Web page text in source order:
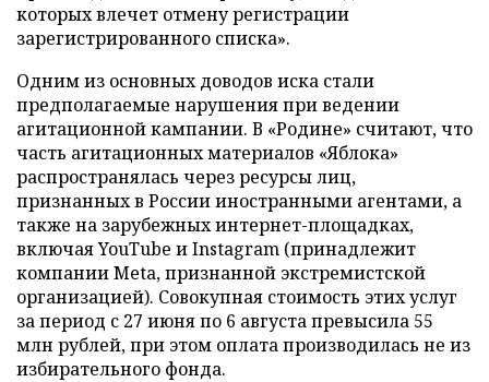
которых влечет отмену регистрации
зарегистрированного списка».
Одним из основных доводов иска стали
предполагаемые нарушения при ведении
агитационной кампании. В «Родине» считают, что
часть агитационных материалов «Яблока»
распространялась через ресурсы лиц,
признанных в России иностранными агентами, а
также на зарубежных интернет-площадках,
включая YouTube и Instagram (принадлежит
компании Meta, признанной экстремистской
организацией). Совокупная стоимость этих услуг
за период с 27 июня по 6 августа превысила 55
млн рублей, при этом оплата производилась не из
избирательного фонда.